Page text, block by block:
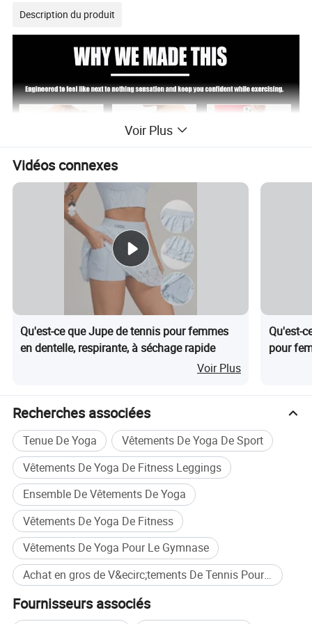
Description du produit
Voir Plus
Vidéos connexes
Qu'est-ce que Jupe de tennis pour femmes
en dentelle, respirante, à séchage rapide
Voir Plus
Qu'est-
pour
Recherches associées
Tenue De Yoga
Vêtements De Yoga De Sport
Vêtements De Yoga De Fitness Leggings
Ensemble De Vêtements De Yoga
Vêtements De Yoga De Fitness
Vêtements De Yoga Pour Le Gymnase
Achat en gros de V&ecirc;tements De Tennis Pour Femmes
Fournisseurs associés